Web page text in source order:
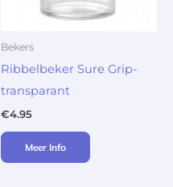
Bekers
Ribbelbeker Sure Grip-
transparant
€4.95
Meer Info